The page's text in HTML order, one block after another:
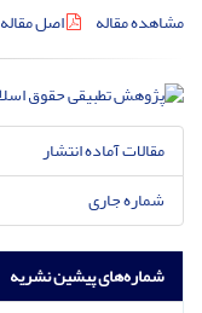
مشاهده مقاله
اصل مقاله
مقالات آماده انتشار
شماره جاری
شماره‌های پیشین نشریه